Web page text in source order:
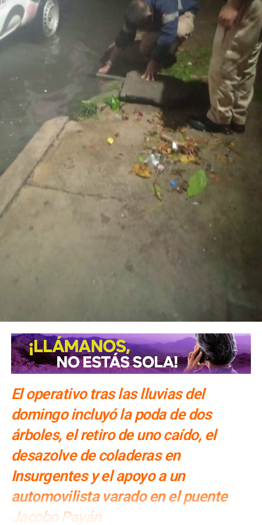
estas labores e invita a
respetarla señalización
instalada, conducir con moderación y atender las
indicaciones
del personal que participa en los trabajos, a
fin de garantizar la seguridad de todas y todos.
Tangamanga prevé refuerzo con Guardia Civil
tras dos su1c1d10s
El operativo tras las lluvias del
domingo incluyó la poda de dos
árboles, el retiro de uno caído, el
desazolve de coladeras en
Insurgentes y el apoyo a un
automovilista varado en el puente
Jacobo Payán